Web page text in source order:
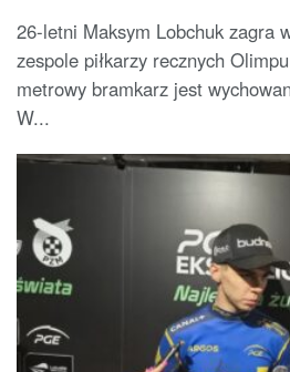
26-letni Maksym Lobchuk zagra
zespole piłkarzy recznych
metrowy bramkarz jest
W...